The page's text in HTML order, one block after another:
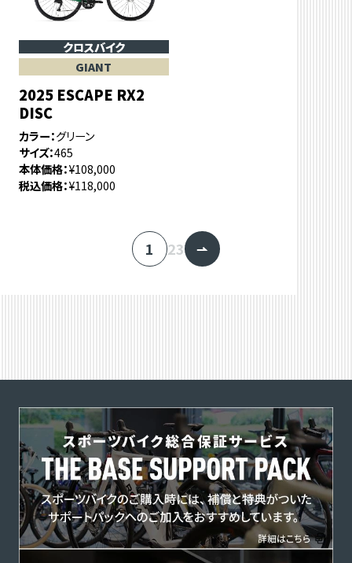
クロスバイク
GIANT
2025 ESCAPE RX2
DISC
カラー グリーン
サイズ 465
本体価格 ¥108,000
税込価格 ¥118,000
1 23